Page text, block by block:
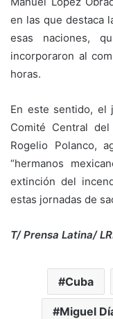
en las que destaca
esas naciones,
incorporaron al
horas.
En este sentido, el
Comité Central
Rogelio Polanco,
“hermanos
extinción del
estas jornadas de
T/ Prensa Latina/
Cuba
Miguel